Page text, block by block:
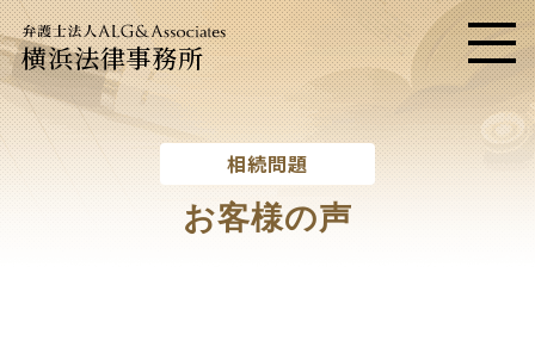
横浜法律事務所 メニ
相続問題
お客様の声